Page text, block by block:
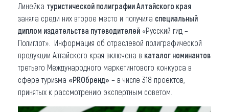
Линейка туристической полиграфии Алтайского края
заняла среди них второе место и получила специальный
диплом издательства путеводителей «Русский гид –
Полиглот». Информация об отраслевой полиграфической
продукции Алтайского края включена в каталог номинантов
третьего Международного маркетингового конкурса в
сфере туризма «PROбренд» – в числе 318 проектов,
принятых к рассмотрению экспертным советом.